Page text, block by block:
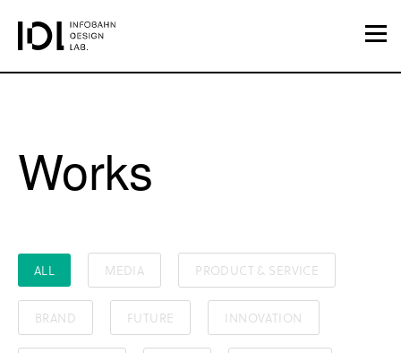
Works
ALL MEDIA PRODUCT & SERVICE
BRAND FUTURE INNOVATION